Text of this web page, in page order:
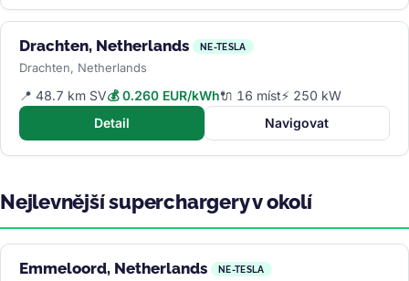
Drachten, Netherlands NE-TESLA
Drachten, Netherlands
📍 48.7 km SV💰 0.260 EUR/kWh🔌 16 míst⚡ 250 kW
Detail
Navigovat
Nejlevnější superchargery v okolí
Emmeloord, Netherlands NE-TESLA